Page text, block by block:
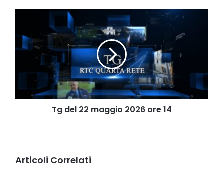
munizioni
22
maggio
2026
Tg del 22 maggio 2026 ore 14
Articoli Correlati